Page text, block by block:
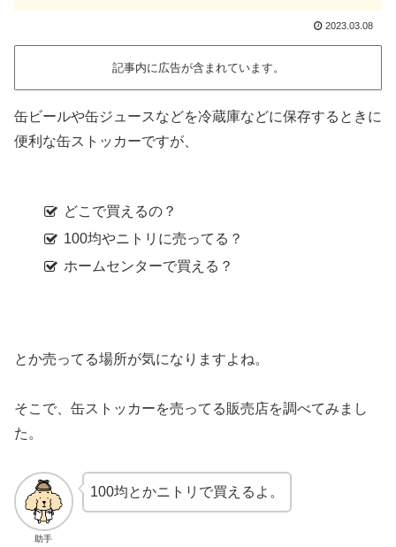
2023.03.08
記事内に広告が含まれています。
缶ビールや缶ジュースなどを冷蔵庫などに保存するときに
便利な缶ストッカーですが、
どこで買えるの？
100均やニトリに売ってる？
ホームセンターで買える？
とか売ってる場所が気になりますよね。
そこで、缶ストッカーを売ってる販売店を調べてみまし
た。
助手
100均とかニトリで買えるよ。